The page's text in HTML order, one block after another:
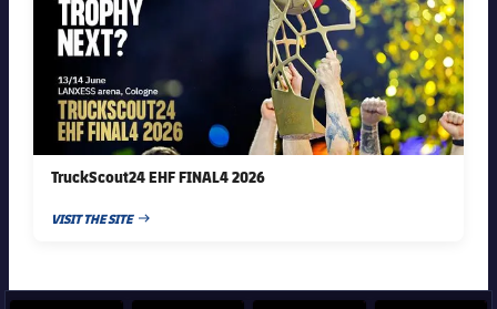
TruckScout24 EHF FINAL4 2026
VISIT THE SITE
PUBLISHED NEWS